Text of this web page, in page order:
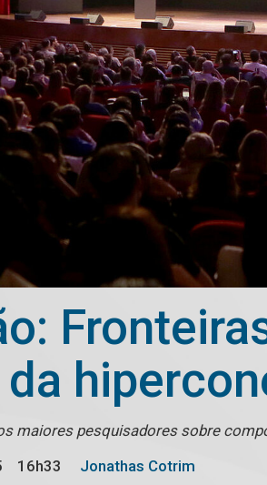
maiores pesquisadores sobre
16h33
Jonathas Cotrim